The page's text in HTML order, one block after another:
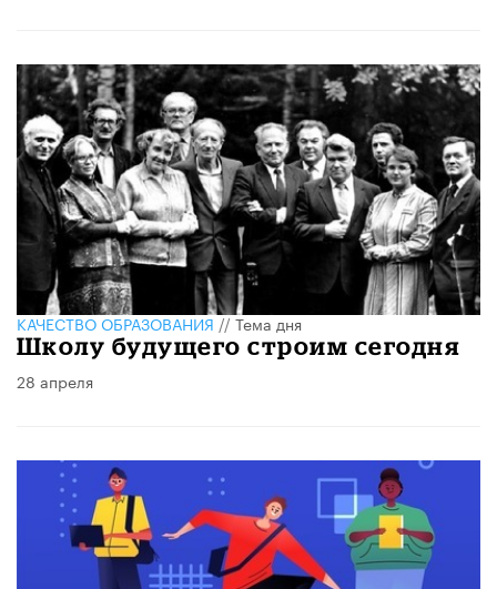
КАЧЕСТВО ОБРАЗОВАНИЯ//Тема дня
Школу будущего строим сегодня
28 апреля